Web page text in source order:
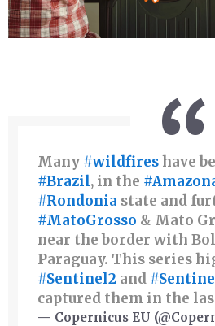
Many #wildfireshave
#Brazil, in the
#Rondonia state and
#MatoGrosso & Mato
near the border with
Paraguay. This series
#Sentinel2 and
captured them in the
— Copernicus EU